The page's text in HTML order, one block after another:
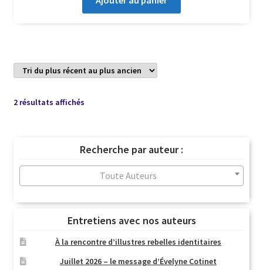
2 résultats affichésTrié
au
plus
ancien
Recherche par auteur :
Toute Auteurs
Entretiens avec nos auteurs
À la rencontre d’illustres rebelles identitaires
Juillet 2026 – le message d’Évelyne Cotinet